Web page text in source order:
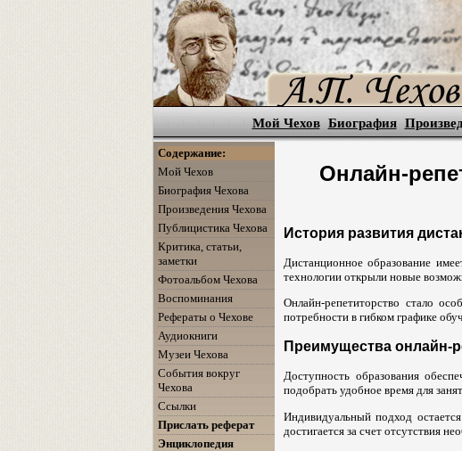
Мой Чехов Биография
Содержание:
Мой Чехов
Биография Чехова
Произведения Чехова
Публицистика Чехова
Критика, статьи,
заметки
Фотоальбом Чехова
Воспоминания
Рефераты о Чехове
Аудиокниги
Музеи Чехова
События вокруг
Чехова
Ссылки
Прислать реферат
Энциклопедия
Онлайн-
История развития
Дистанционное образование
технологии открыли новые
Онлайн-репетиторство стало
потребности в гибком графике
Преимущества онлайн-
Доступность образования
подобрать удобное время для
Индивидуальный подход
достигается за счет отсутствия